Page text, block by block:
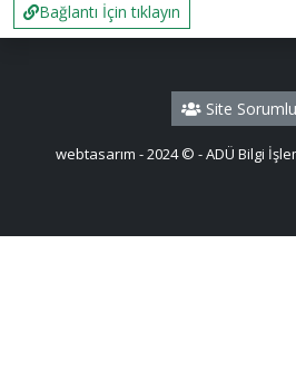
Bağlantı İçin tıklayın
Site
webtasarım - 2024 © - ADÜ Bilgi